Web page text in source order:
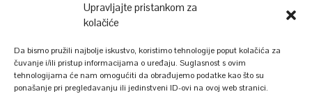
Upravljajte pristankom za
kolačiće
Da bismo pružili najbolje iskustvo, koristimo tehnologije poput kolačića za
čuvanje i/ili pristup informacijama o uređaju. Suglasnost s ovim
tehnologijama će nam omogućiti da obrađujemo podatke kao što su
ponašanje pri pregledavanju ili jedinstveni ID-ovi na ovoj web stranici.
Dostava
Kolačići
Uvjeti korištenja i zaštite privatnosti